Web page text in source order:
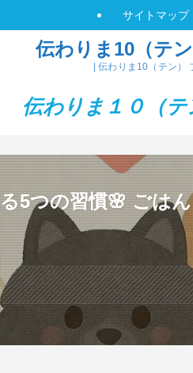
伝わりま10（テ
| 伝わりま10（テン）
サイトマップ
伝わりま１０（テ
5つの習慣🌸 ごは